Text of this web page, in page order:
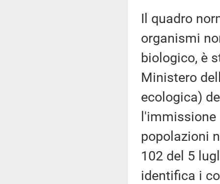
Il quadro
organismi
biologico, è
Ministero
ecologica)
popolazioni
102 del 5
identifica i